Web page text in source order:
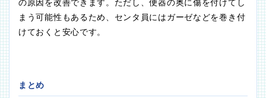
の原因を改善できます。ただし、便器の奥に傷を付けてし
まう可能性もあるため、センタ員にはガーゼなどを巻き付
けておくと安心です。
まとめ